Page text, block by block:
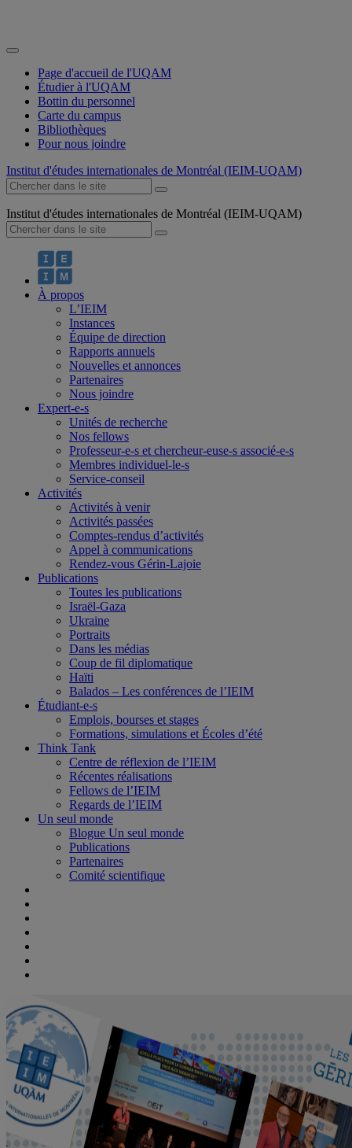
Page d'accueil de l'UQAM
Étudier à l'UQAM
Bottin du personnel
Carte du campus
Bibliothèques
Pour nous joindre
Institut d'études internationales de Montréal (IEIM-UQAM)
Institut d'études internationales de Montréal (IEIM-UQAM)
À propos
L’IEIM
Instances
Équipe de direction
Rapports annuels
Nouvelles et annonces
Partenaires
Nous joindre
Expert-e-s
Unités de recherche
Nos fellows
Professeur-e-s et chercheur-euse-s associé-e-s
Membres individuel-le-s
Service-conseil
Activités
Activités à venir
Activités passées
Comptes-rendus d’activités
Appel à communications
Rendez-vous Gérin-Lajoie
Publications
Toutes les publications
Israël-Gaza
Ukraine
Portraits
Dans les médias
Coup de fil diplomatique
Haïti
Balados – Les conférences de l’IEIM
Étudiant-e-s
Emplois, bourses et stages
Formations, simulations et Écoles d’été
Think Tank
Centre de réflexion de l’IEIM
Récentes réalisations
Fellows de l’IEIM
Regards de l’IEIM
Un seul monde
Blogue Un seul monde
Publications
Partenaires
Comité scientifique